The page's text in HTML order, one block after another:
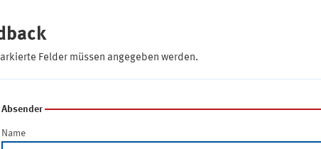
Felder müssen angegeben werden.
Absender
Name